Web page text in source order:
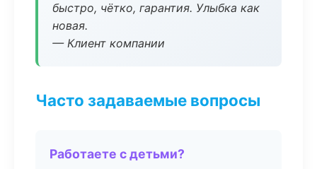
быстро, чётко, гарантия. Улыбка как
новая.
— Клиент компании
Часто задаваемые вопросы
Работаете с детьми?